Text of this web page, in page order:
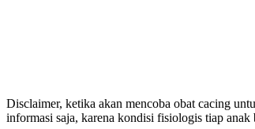
Disclaimer, ketika akan mencoba obat cacing
informasi saja, karena kondisi fisiologis tiap anak